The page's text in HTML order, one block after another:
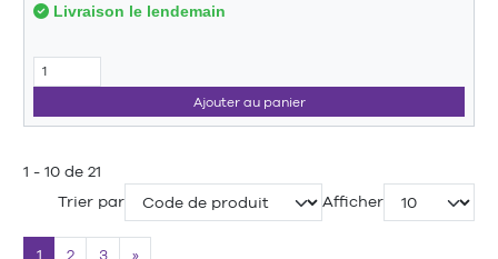
Livraison le lendemain
Ajouter au panier
1 - 10 de 21
Trier par
Afficher
1 2 3 »